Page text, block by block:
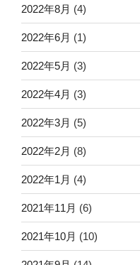
2022年8月 (4)
2022年6月 (1)
2022年5月 (3)
2022年4月 (3)
2022年3月 (5)
2022年2月 (8)
2022年1月 (4)
2021年11月 (6)
2021年10月 (10)